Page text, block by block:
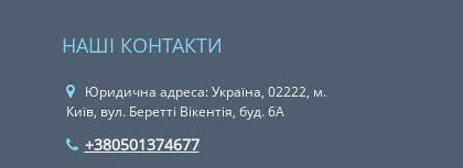
НАШІ КОНТАКТИ
Юридична адреса: Україна, 02222, м.
Київ, вул. Беретті Вікентія, буд. 6А
+380501374677